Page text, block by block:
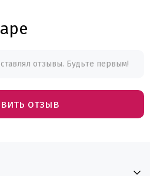
отзывы. Будьте первым!
отзыв